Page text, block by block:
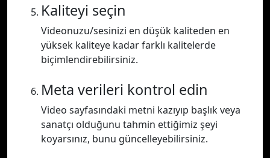
Kaliteyi seçin
Videonuzu/sesinizi en düşük kaliteden en
yüksek kaliteye kadar farklı kalitelerde
biçimlendirebilirsiniz.
Meta verileri kontrol edin
Video sayfasındaki metni kazıyıp başlık veya
sanatçı olduğunu tahmin ettiğimiz şeyi
koyarsınız, bunu güncelleyebilirsiniz.